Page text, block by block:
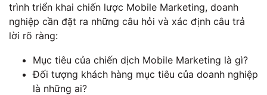
trình triển khai chiến lược Mobile Marketing, doanh
nghiệp cần đặt ra những câu hỏi và xác định câu trả
lời rõ ràng:
Mục tiêu của chiến dịch Mobile Marketing là gì?
Đối tượng khách hàng mục tiêu của doanh nghiệp
là những ai?